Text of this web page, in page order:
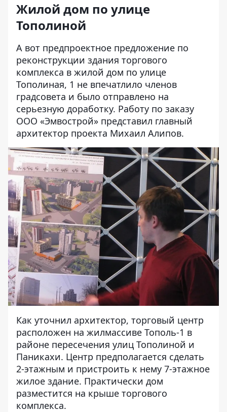
Жилой дом по улице
Тополиной
А вот предпроектное предложение по
реконструкции здания торгового
комплекса в жилой дом по улице
Тополиная, 1 не впечатлило членов
градсовета и было отправлено на
серьезную доработку. Работу по заказу
ООО «Эмвострой» представил главный
архитектор проекта Михаил Алипов.
Как уточнил архитектор, торговый центр
расположен на жилмассиве Тополь-1 в
районе пересечения улиц Тополиной и
Паникахи. Центр предполагается сделать
2-этажным и пристроить к нему 7-этажное
жилое здание. Практически дом
разместится на крыше торгового
комплекса.